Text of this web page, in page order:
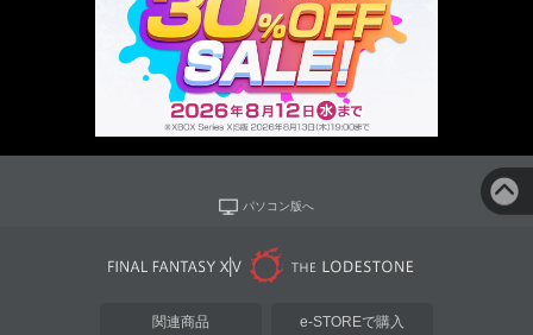
パソコン版へ
関連商品 e-STOREで購入